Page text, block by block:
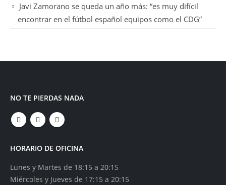
Javi Zamorano se queda un año más: “es muy difícil
encontrar en el fútbol español equipos como el CDG”
NO TE PIERDAS NADA
HORARIO DE OFICINA
Lunes y Martes de 18:15 a 20:15
Miércoles y Jueves de 17:15 a 20:15